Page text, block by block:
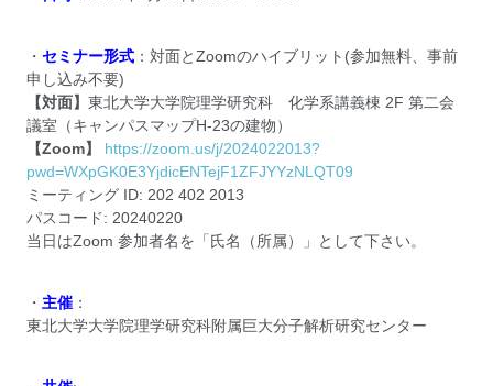
・ セミナー形式 ：対面とZoomのハイブリット(参加無料、事前
申し込み不要)
【対面】 東北大学大学院理学研究科 化学系講義棟 2F 第二会
議室（キャンパスマップH-23の建物）
【Zoom】
https://zoom.us/j/2024022013?
pwd=WXpGK0E3YjdicENTejF1ZFJYYzNLQT09
ミーティング ID: 202 402 2013
パスコード: 20240220
当日はZoom 参加者名を「氏名（所属）」として下さい。
・ 主催 ：
東北大学大学院理学研究科附属巨大分子解析研究センター